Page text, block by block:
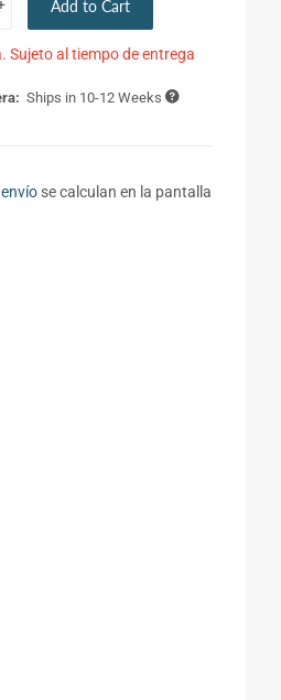
Add to Cart
Sujeto al tiempo de entrega
Ships in 10-12 Weeks
se calculan en la pantalla